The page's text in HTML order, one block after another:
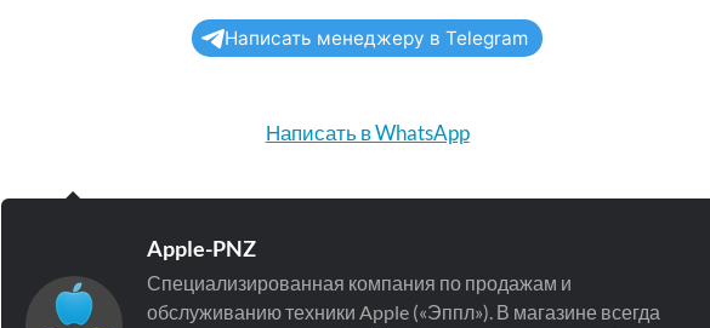
Написать менеджеру в Telegram
Написать в WhatsApp
Apple-PNZ
Специализированная компания по продажам и
обслуживанию техники Apple («Эппл»). В магазине всегда